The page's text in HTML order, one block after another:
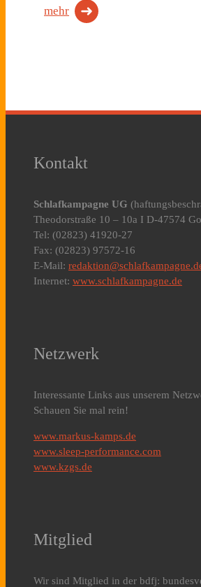
mehr
Kontakt
Schlafkampagne UG
Theodorstraße 10 – 10a I D-47574
Tel: (02823) 41920-27
Fax: (02823) 97572-16
E-Mail:
Internet: www.schlafkampagne.de
Netzwerk
Interessante Links aus unserem
Schauen Sie mal rein!
www.markus-kamps.de
www.sleep-performance.com
www.kzgs.de
Mitglied
Wir sind Mitglied in der bdfj: